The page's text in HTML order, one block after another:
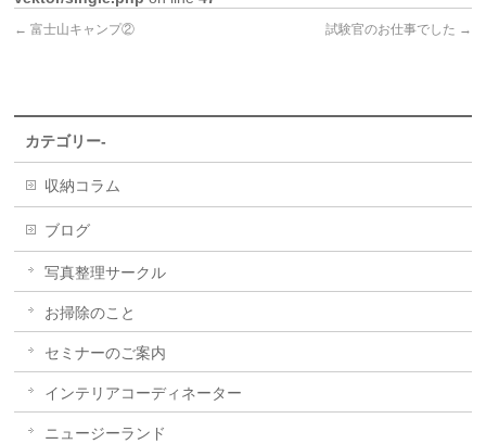
← 富士山キャンプ② 試験官のお仕事でした →
カテゴリー-
収納コラム
ブログ
写真整理サークル
お掃除のこと
セミナーのご案内
インテリアコーディネーター
ニュージーランド